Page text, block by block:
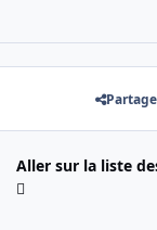
Aller sur la liste